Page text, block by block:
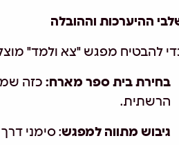
ההיערכות וההובלה
להבטיח מפגש "צא ולמד"
בחירת בית ספר מארח: כזה
הרשתית.
גיבוש מתווה למפגש: סימני